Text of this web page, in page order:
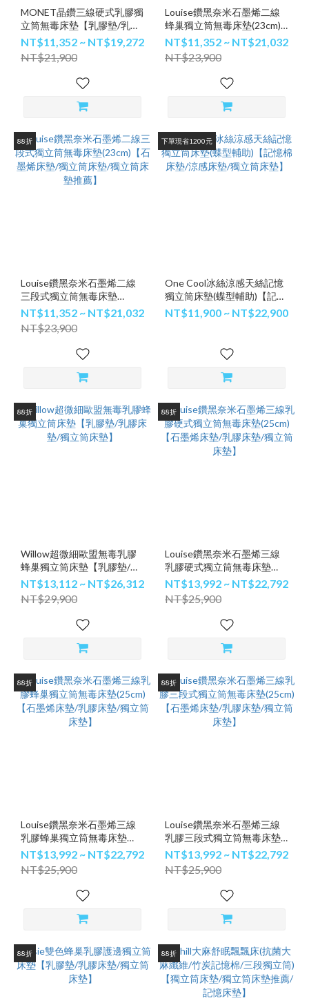
MONET晶鑽三線硬式乳膠獨
立筒無毒床墊【乳膠墊/乳膠
床墊/獨立筒床墊】
NT$11,352 ~ NT$19,272
NT$21,900
Louise鑽黑奈米石墨烯二線
蜂巢獨立筒無毒床墊(23cm)
【石墨烯床墊/獨立筒床墊/獨
立筒床墊推薦】
NT$11,352 ~ NT$21,032
NT$23,900
88折
Louise鑽黑奈米石墨烯二線
三段式獨立筒無毒床墊
(23cm)【石墨烯床墊/獨立筒
床墊/獨立筒床墊推薦】
NT$11,352 ~ NT$21,032
NT$23,900
下單現省1200元
One Cool冰絲涼感天絲記憶
獨立筒床墊(蝶型輔助)【記憶
棉床墊/涼感床墊/獨立筒床
墊】
NT$11,900 ~ NT$22,900
88折
Willow超微細歐盟無毒乳膠
蜂巢獨立筒床墊【乳膠墊/乳
膠床墊/獨立筒床墊】
NT$13,112 ~ NT$26,312
NT$29,900
88折
Louise鑽黑奈米石墨烯三線
乳膠硬式獨立筒無毒床墊
(25cm)【石墨烯床墊/乳膠床
墊/獨立筒床墊】
NT$13,992 ~ NT$22,792
NT$25,900
88折
Louise鑽黑奈米石墨烯三線
乳膠蜂巢獨立筒無毒床墊
(25cm)【石墨烯床墊/乳膠床
墊/獨立筒床墊】
NT$13,992 ~ NT$22,792
NT$25,900
88折
Louise鑽黑奈米石墨烯三線
乳膠三段式獨立筒無毒床墊
(25cm)【石墨烯床墊/乳膠床
墊/獨立筒床墊】
NT$13,992 ~ NT$22,792
NT$25,900
88折 88折